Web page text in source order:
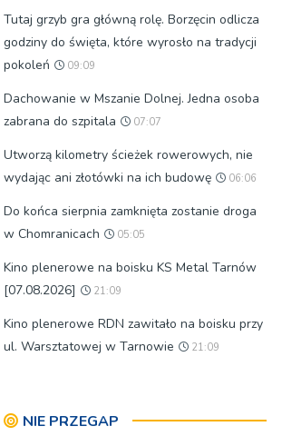
Tutaj grzyb gra główną rolę. Borzęcin odlicza
godziny do święta, które wyrosło na tradycji
pokoleń
09:09
Dachowanie w Mszanie Dolnej. Jedna osoba
zabrana do szpitala
07:07
Utworzą kilometry ścieżek rowerowych, nie
wydając ani złotówki na ich budowę
06:06
Do końca sierpnia zamknięta zostanie droga
w Chomranicach
05:05
Kino plenerowe na boisku KS Metal Tarnów
[07.08.2026]
21:09
Kino plenerowe RDN zawitało na boisku przy
ul. Warsztatowej w Tarnowie
21:09
NIE PRZEGAP